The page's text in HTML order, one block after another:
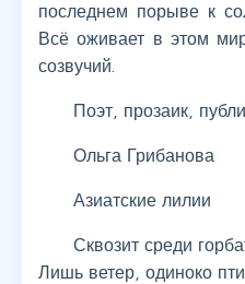
последнем порыве к
Всё оживает в этом
созвучий.
Поэт, прозаик,
Ольга Грибанова
Азиатские лилии
Сквозит среди
Лишь ветер, одиноко